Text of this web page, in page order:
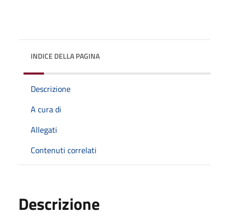
INDICE DELLA PAGINA
Descrizione
A cura di
Allegati
Contenuti correlati
Descrizione